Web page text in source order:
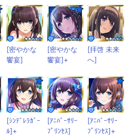
[密やかな
饗宴]
[密やかな
饗宴]+
[拝啓 未来
へ]
[ｼﾝﾃﾞﾚﾗｶﾞｰ
ﾙ]+
[ｱﾆﾊﾞｰｻﾘｰ
ﾌﾟﾘﾝｾｽ]
[ｱﾆﾊﾞｰｻﾘｰ
ﾌﾟﾘﾝｾｽ]+